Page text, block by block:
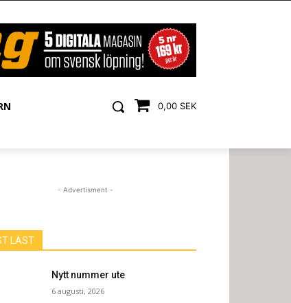
0,00 SEK
- Advertisment -
LÄST
Nytt nummer ute
6 augusti, 2026